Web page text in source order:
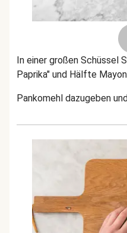
In einer großen Schüssel
Paprika" und Hälfte
Pankomehl dazugeben